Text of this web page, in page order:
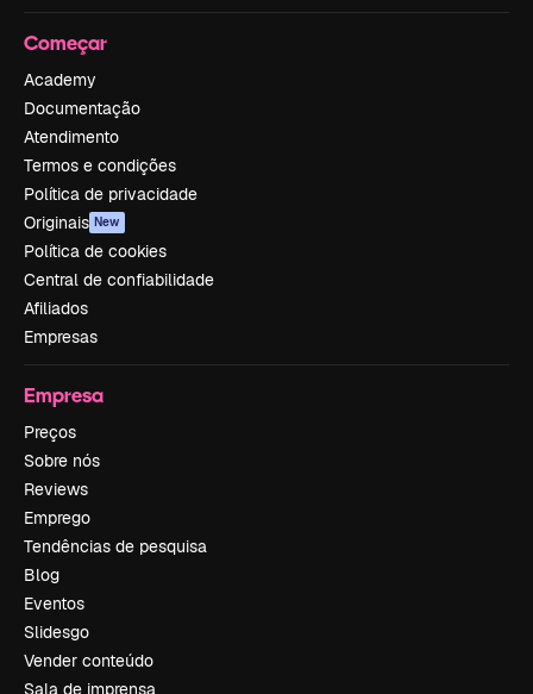
Começar
Academy
Documentação
Atendimento
Termos e condições
Política de privacidade
Originais New
Política de cookies
Central de confiabilidade
Afiliados
Empresas
Empresa
Preços
Sobre nós
Reviews
Emprego
Tendências de pesquisa
Blog
Eventos
Slidesgo
Vender conteúdo
Sala de imprensa